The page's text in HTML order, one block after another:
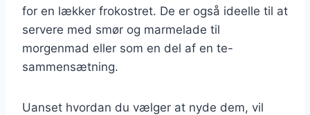
for en lækker frokostret. De er også ideelle til at
servere med smør og marmelade til
morgenmad eller som en del af en te-
sammensætning.
Uanset hvordan du vælger at nyde dem, vil